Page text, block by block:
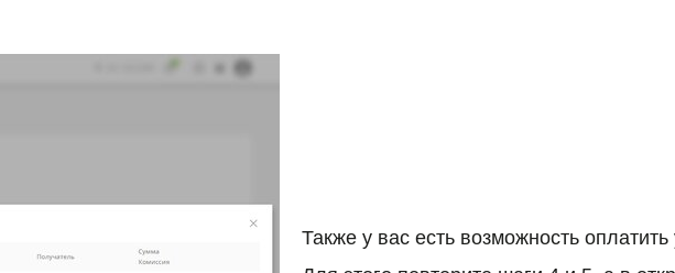
Также у вас есть возможность